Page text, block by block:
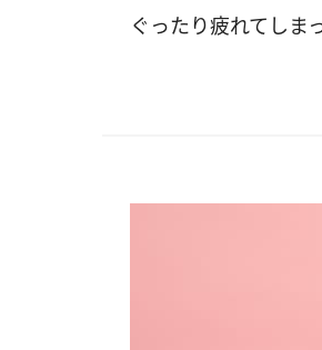
ぐったり疲れてしま